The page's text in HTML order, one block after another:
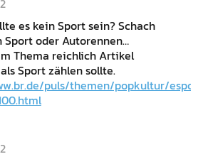
es kein Sport sein? Schach
Sport oder Autorennen…
Thema reichlich Artikel
Sport zählen sollte.
puls/themen/popkultur/esport-